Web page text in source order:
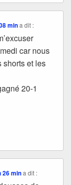
min a dit :
car nous
shorts et les
20-1
26 min a dit :